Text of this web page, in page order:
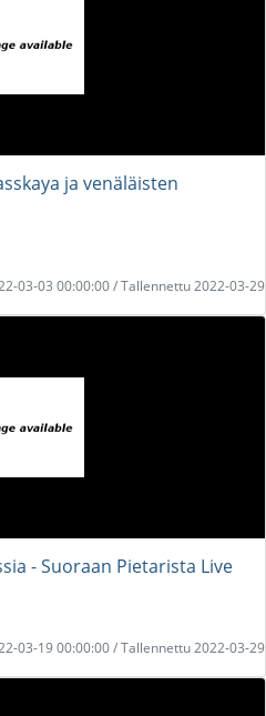
ja venäläisten
03-03 00:00:00 / Tallennettu 2022-03-29
- Suoraan Pietarista Live
03-19 00:00:00 / Tallennettu 2022-03-29